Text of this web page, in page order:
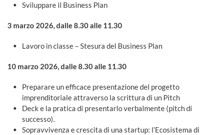
Sviluppare il Business Plan
3 marzo 2026, dalle 8.30 alle 11.30
Lavoro in classe – Stesura del Business Plan
10 marzo 2026, dalle 8.30 alle 11.30
Preparare un efficace presentazione del progetto
imprenditoriale attraverso la scrittura di un Pitch
Deck e la pratica di presentarlo verbalmente (pitch di
successo).
Sopravvivenza e crescita di una startup: l’Ecosistema di